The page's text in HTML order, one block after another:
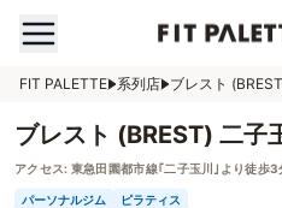
FIT PALETTE 系列店 ブレスト
ブレスト (BREST) 二子
アクセス: 東急田園都市線｢二子玉川｣より徒歩3
パーソナルジム ピラティス